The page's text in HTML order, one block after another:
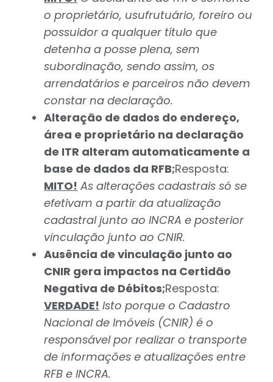
o proprietário, usufrutuário, foreiro ou
possuidor a qualquer título que
detenha a posse plena, sem
subordinação, sendo assim, os
arrendatários e parceiros não devem
constar na declaração.
Alteração de dados do endereço,
área e proprietário na declaração
de ITR alteram automaticamente a
base de dados da RFB;Resposta:
MITO! As alterações cadastrais só se
efetivam a partir da atualização
cadastral junto ao INCRA e posterior
vinculação junto ao CNIR.
Ausência de vinculação junto ao
CNIR gera impactos na Certidão
Negativa de Débitos;Resposta:
VERDADE! Isto porque o Cadastro
Nacional de Imóveis (CNIR) é o
responsável por realizar o transporte
de informações e atualizações entre
RFB e INCRA.